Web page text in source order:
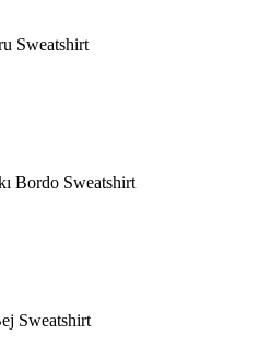
Sweatshirt
Bordo Sweatshirt
Sweatshirt